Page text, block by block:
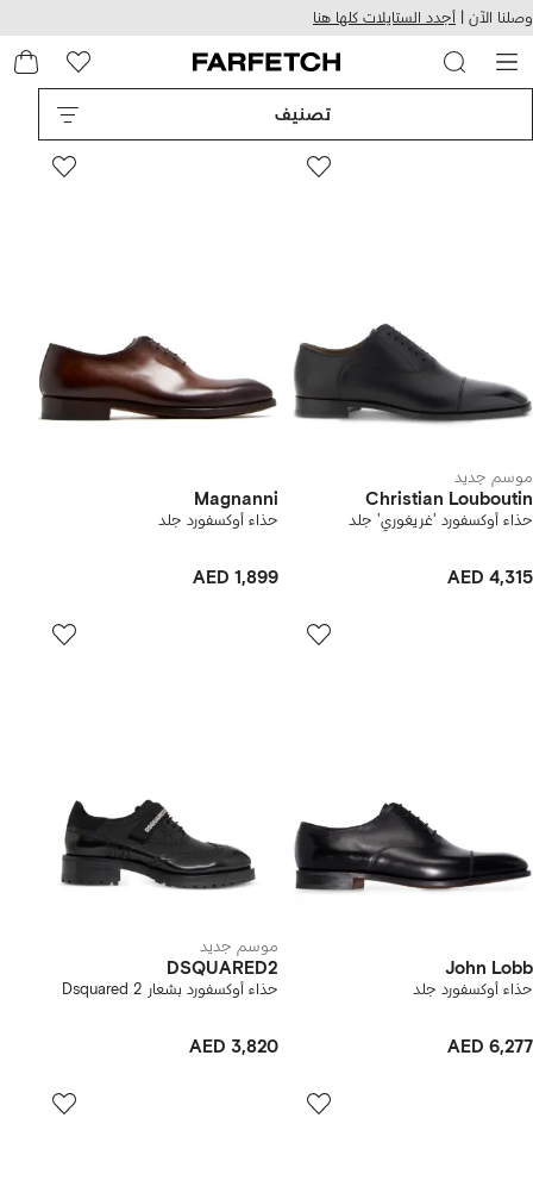
التخطي
للمحتوى
الرئيسي
وصلنا الآن | أجدد الستايلات كلها هنا
تصنيف
موسم جديد
Christian Louboutin
حذاء أوكسفورد 'غريغوري' جلد
AED 4,315
Magnanni
حذاء أوكسفورد جلد
AED 1,899
John Lobb
حذاء أوكسفورد جلد
AED 6,277
موسم جديد
DSQUARED2
حذاء أوكسفورد بشعار Dsquared 2
AED 3,820